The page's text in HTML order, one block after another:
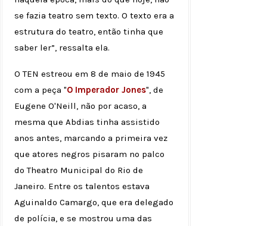
se fazia teatro sem texto. O texto era a
estrutura do teatro, então tinha que
saber ler”, ressalta ela.
O TEN estreou em 8 de maio de 1945
com a peça "O Imperador Jones", de
Eugene O'Neill, não por acaso, a
mesma que Abdias tinha assistido
anos antes, marcando a primeira vez
que atores negros pisaram no palco
do Theatro Municipal do Rio de
Janeiro. Entre os talentos estava
Aguinaldo Camargo, que era delegado
de polícia, e se mostrou uma das